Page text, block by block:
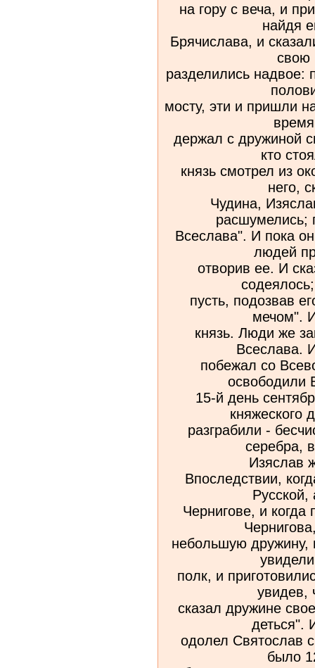
на гору с веча, и
найдя
Брячислава, и
свою
разделились надвое:
мосту, эти и пришли
держал с дружиной
кто
князь смотрел из
него,
Чудина,
расшумелись;
Всеслава". И пока
людей
отворив ее. И
пусть, подозвав
мечом".
князь. Люди же
Всеслава.
побежал со
освободили
15-й день
княжеского
разграбили -
серебра,
Изяслав
Впоследствии,
Чернигове, и когда
небольшую дружину,
полк, и
увидев,
сказал дружине
деться".
одолел Святослав
было